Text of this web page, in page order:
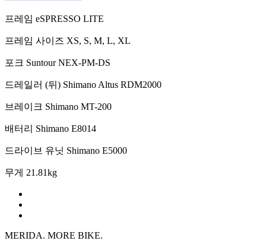
프레임 eSPRESSO LITE
프레임 사이즈 XS, S, M, L, XL
포크 Suntour NEX-PM-DS
드레일러 (뒤) Shimano Altus RDM2000
브레이크 Shimano MT-200
배터리 Shimano E8014
드라이브 유닛 Shimano E5000
무게 21.81kg
MERIDA. MORE BIKE.